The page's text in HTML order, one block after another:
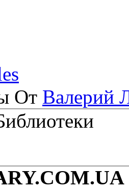
От Валерий